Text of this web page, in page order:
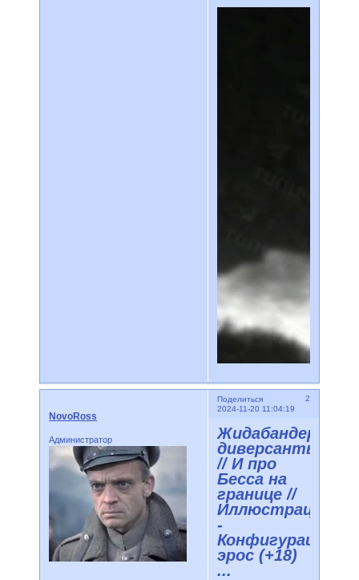
Поделиться
2
2024-11-20 11:04:19
NovoRoss
Администратор
диверсанты
// И про
Бесса на
границе //
Иллюстрации
-
Конфигурации
эрос (+18)
...